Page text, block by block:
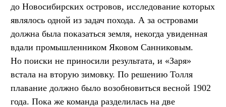
до Новосибирских островов, исследование которых
являлось одной из задач похода. А за островами
должна была показаться земля, некогда увиденная
вдали промышленником Яковом Санниковым.
Но поиски не приносили результата, и «Заря»
встала на вторую зимовку. По решению Толля
плавание должно было возобновиться весной 1902
года. Пока же команда разделилась на две